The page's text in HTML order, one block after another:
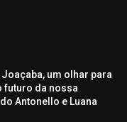
um olhar para
futuro da nossa
Antonello e Luana